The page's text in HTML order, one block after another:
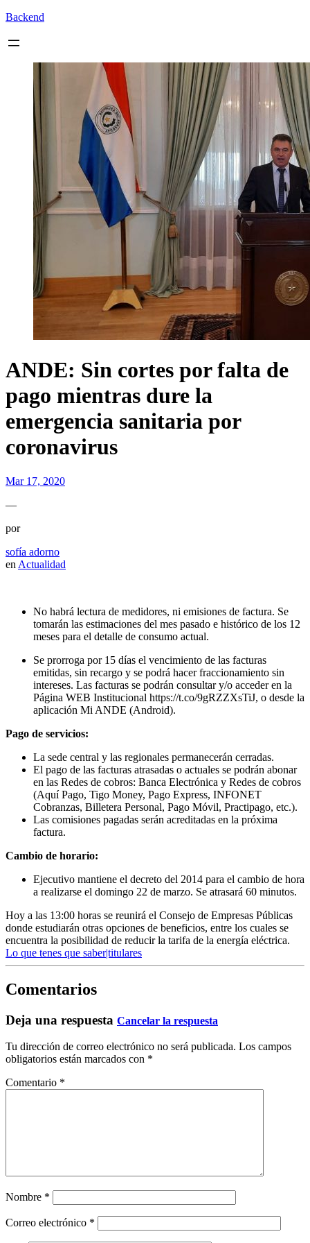
Backend
ANDE: Sin cortes por falta de
pago mientras dure la
emergencia sanitaria por
coronavirus
Mar 17, 2020
—
por
sofía adorno
en Actualidad
No habrá lectura de medidores, ni emisiones de factura. Se
tomarán las estimaciones del mes pasado e histórico de los 12
meses para el detalle de consumo actual.
Se prorroga por 15 días el vencimiento de las facturas
emitidas, sin recargo y se podrá hacer fraccionamiento sin
intereses. Las facturas se podrán consultar y/o acceder en la
Página WEB Institucional https://t.co/9gRZZXsTiJ, o desde la
aplicación Mi ANDE (Android).
Pago de servicios:
La sede central y las regionales permanecerán cerradas.
El pago de las facturas atrasadas o actuales se podrán abonar
en las Redes de cobros: Banca Electrónica y Redes de cobros
(Aquí Pago, Tigo Money, Pago Express, INFONET
Cobranzas, Billetera Personal, Pago Móvil, Practipago, etc.).
Las comisiones pagadas serán acreditadas en la próxima
factura.
Cambio de horario:
Ejecutivo mantiene el decreto del 2014 para el cambio de hora
a realizarse el domingo 22 de marzo. Se atrasará 60 minutos.
Hoy a las 13:00 horas se reunirá el Consejo de Empresas Públicas
donde estudiarán otras opciones de beneficios, entre los cuales se
encuentra la posibilidad de reducir la tarifa de la energía eléctrica.
Lo que tenes que saber|titulares
Comentarios
Deja una respuesta Cancelar la respuesta
Tu dirección de correo electrónico no será publicada. Los campos
obligatorios están marcados con *
Comentario *
Nombre *
Correo electrónico *